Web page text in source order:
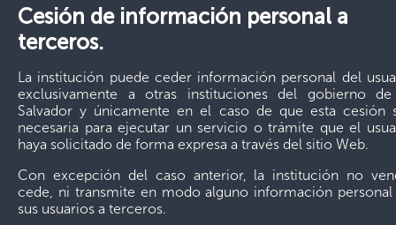
Cesión de información personal a
terceros.
La institución puede ceder información personal del
exclusivamente a otras instituciones del gobierno
Salvador y únicamente en el caso de que esta cesión
necesaria para ejecutar un servicio o trámite que el
haya solicitado de forma expresa a través del sitio Web.
Con excepción del caso anterior, la institución no
cede, ni transmite en modo alguno información personal
sus usuarios a terceros.